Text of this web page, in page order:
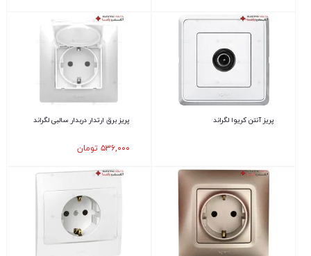
پریز آنتن کریوا لگراند پریز برق ارتدار دربدار سالبی لگراند
۵۳۶,۰۰۰ تومان